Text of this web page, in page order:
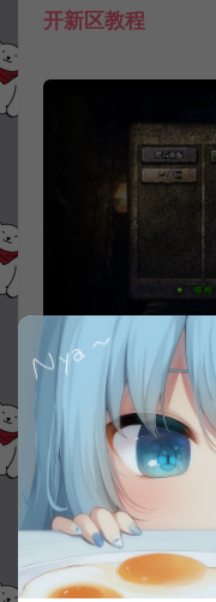
开新区教程
资源下载
此资源下载价格为